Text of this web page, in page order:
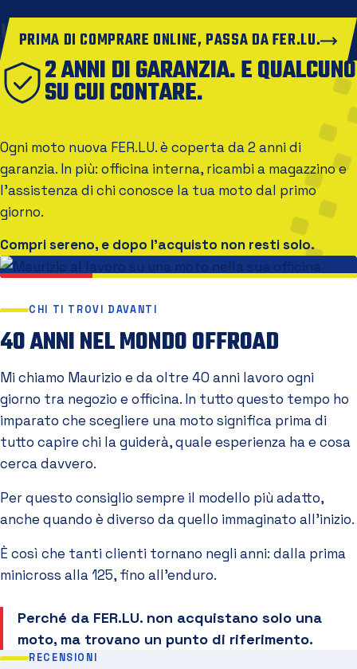
PRIMA DI COMPRARE ONLINE, PASSA DA FER.LU.
2 ANNI DI GARANZIA. E QUALCUNO
SU CUI CONTARE.
Ogni moto nuova FER.LU. è coperta da 2 anni di
garanzia. In più: officina interna, ricambi a magazzino e
l'assistenza di chi conosce la tua moto dal primo
giorno.
Compri sereno, e dopo l'acquisto non resti solo.
CHI TI TROVI DAVANTI
40 ANNI NEL MONDO OFFROAD
Mi chiamo Maurizio e da oltre 40 anni lavoro ogni
giorno tra negozio e officina. In tutto questo tempo ho
imparato che scegliere una moto significa prima di
tutto capire chi la guiderà, quale esperienza ha e cosa
cerca davvero.
Per questo consiglio sempre il modello più adatto,
anche quando è diverso da quello immaginato all'inizio.
È così che tanti clienti tornano negli anni: dalla prima
minicross alla 125, fino all'enduro.
Perché da FER.LU. non acquistano solo una
moto, ma trovano un punto di riferimento.
RECENSIONI